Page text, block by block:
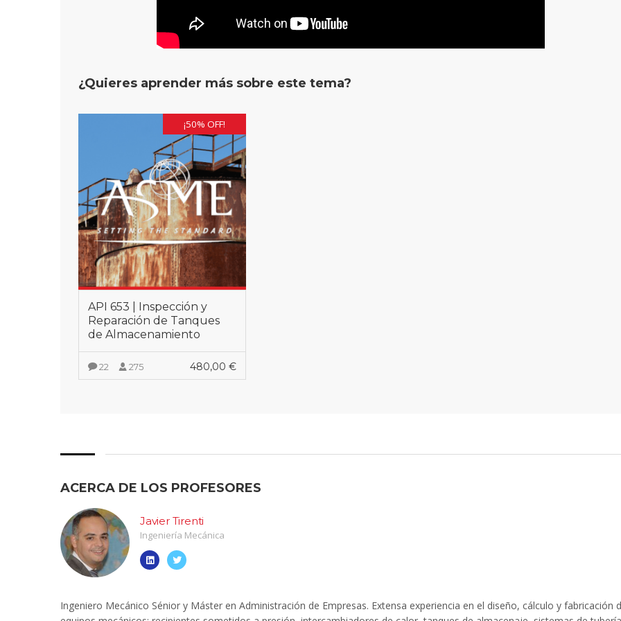
¿Quieres aprender más sobre este tema?
¡50% OFF!
API 653 | Inspección y
Reparación de Tanques
de Almacenamiento
22 275 480,00 €
ACERCA DE LOS PROFESORES
Javier Tirenti
Ingeniería Mecánica
Ingeniero Mecánico Sénior y Máster en Administración de Empresas. Extensa experiencia en el diseño, cálculo y fabricación